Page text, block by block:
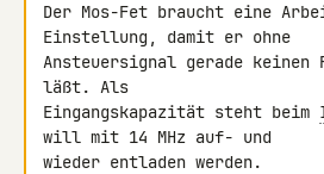
Der Mos-Fet braucht eine
Einstellung, damit er ohne
Ansteuersignal gerade keinen
läßt. Als
Eingangskapazität steht beim
will mit 14 MHz auf- und
wieder entladen werden.